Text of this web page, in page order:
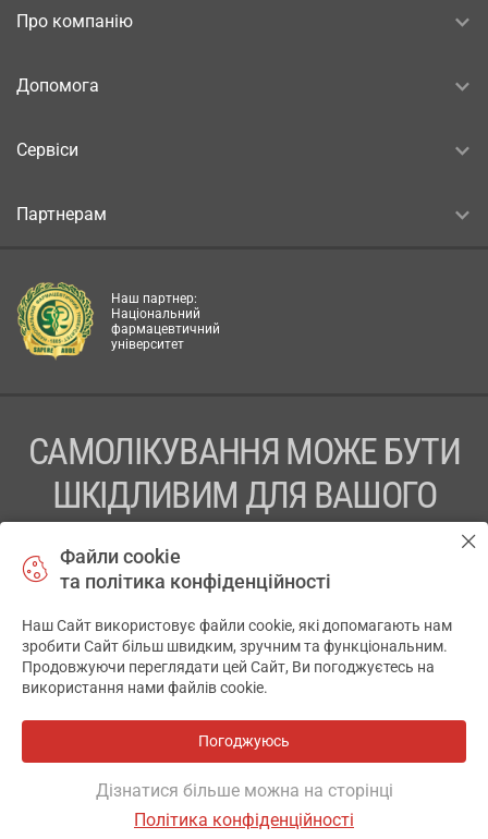
Про компанію
Допомога
Сервіси
Партнерам
Наш партнер:
Національний
фармацевтичний
університет
САМОЛІКУВАННЯ МОЖЕ БУТИ
ШКІДЛИВИМ ДЛЯ ВАШОГО
ПЕРЕД ЗАСТОСУВАННЯМ ПРЕПАРАТУ ПРОКОНСУЛЬТУЙТЕСЬ
ТОВ «АПТЕКА 911.ЮА» Код ЄДРПОУ 43631965.
Відмова від відповідальності
© 2014-2026. Медична інформаційна система АПТЕКА911.ЮА
Файли cookie
та політика конфіденційності
Наш Сайт використовує файли cookie, які допомагають нам
зробити Сайт більш швидким, зручним та функціональним.
Продовжуючи переглядати цей Сайт, Ви погоджуєтесь на
використання нами файлів cookie.
Погоджуюсь
Дізнатися більше можна на сторінці
Політика конфіденційності
✕